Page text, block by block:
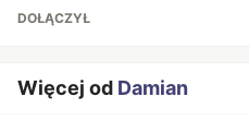
DOŁĄCZYŁ
Więcej od Damian